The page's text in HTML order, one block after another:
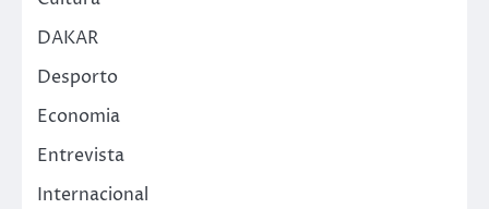
DAKAR
Desporto
Economia
Entrevista
Internacional